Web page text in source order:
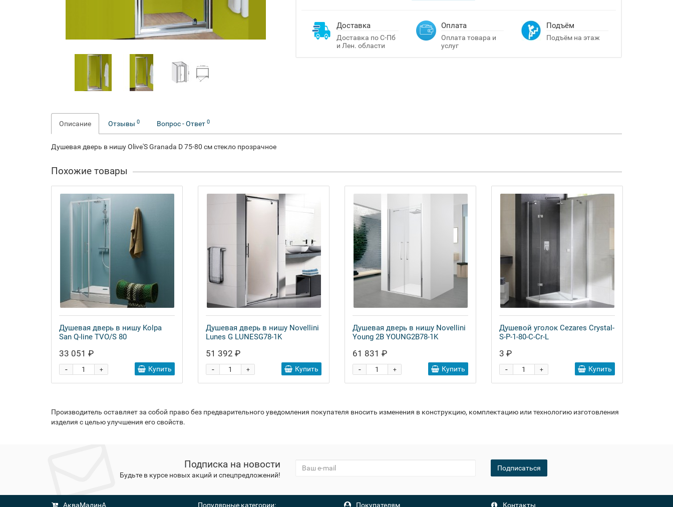
Доставка
Доставка по С-Пб
и Лен. области
Оплата
Оплата товара и
услуг
Подъём
Подъём на этаж
Описание Отзывы 0 Вопрос - Ответ 0
Душевая дверь в нишу Olive'S Granada D 75-80 см стекло прозрачное
Похожие товары
Душевая дверь в нишу Kolpa
San Q-line TVO/S 80
33 051 ₽
+
- Купить
Душевая дверь в нишу Novellini
Lunes G LUNESG78-1K
51 392 ₽
+
- Купить
Душевая дверь в нишу Novellini
Young 2B YOUNG2B78-1K
61 831 ₽
+
- Купить
Душевой уголок Cezares Crystal-
S-P-1-80-C-Cr-L
3 ₽
+
- Купить
Производитель оставляет за собой право без предварительного уведомления покупателя вносить изменения в конструкцию, комплектацию или технологию изготовления
изделия с целью улучшения его свойств.
Подписка на новости
Будьте в курсе новых акций и спецпредложений!
Подписаться
АкваМалинА Популярные категории: Покупателям Контакты